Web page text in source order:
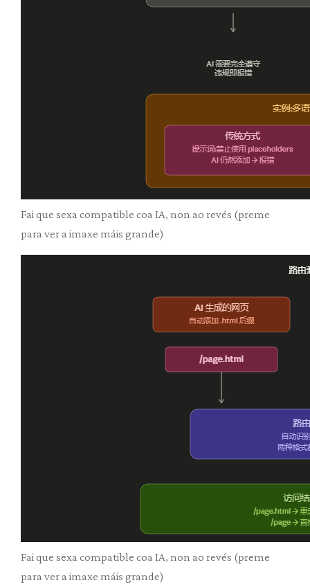
Fai que sexa compatible coa IA, non ao revés (preme
para ver a imaxe máis grande)
Fai que sexa compatible coa IA, non ao revés (preme
para ver a imaxe máis grande)